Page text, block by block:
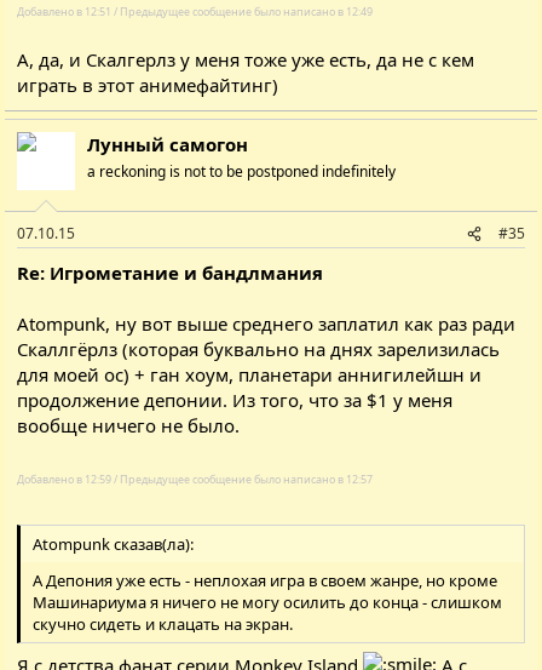
Добавлено в 12:51 / Предыдущее сообщение было написано в 12:49
А, да, и Скалгерлз у меня тоже уже есть, да не с кем
играть в этот анимефайтинг)
Лунный самогон
a reckoning is not to be postponed indefinitely
07.10.15 #35
Re: Игрометание и бандлмания
Atompunk, ну вот выше среднего заплатил как раз ради
Скаллгёрлз (которая буквально на днях зарелизилась
для моей ос) + ган хоум, планетари аннигилейшн и
продолжение депонии. Из того, что за $1 у меня
вообще ничего не было.
Добавлено в 12:59 / Предыдущее сообщение было написано в 12:57
Atompunk сказав(ла):
А Депония уже есть - неплохая игра в своем жанре, но кроме
Машинариума я ничего не могу осилить до конца - слишком
скучно сидеть и клацать на экран.
Я с детства фанат серии Monkey Island А с